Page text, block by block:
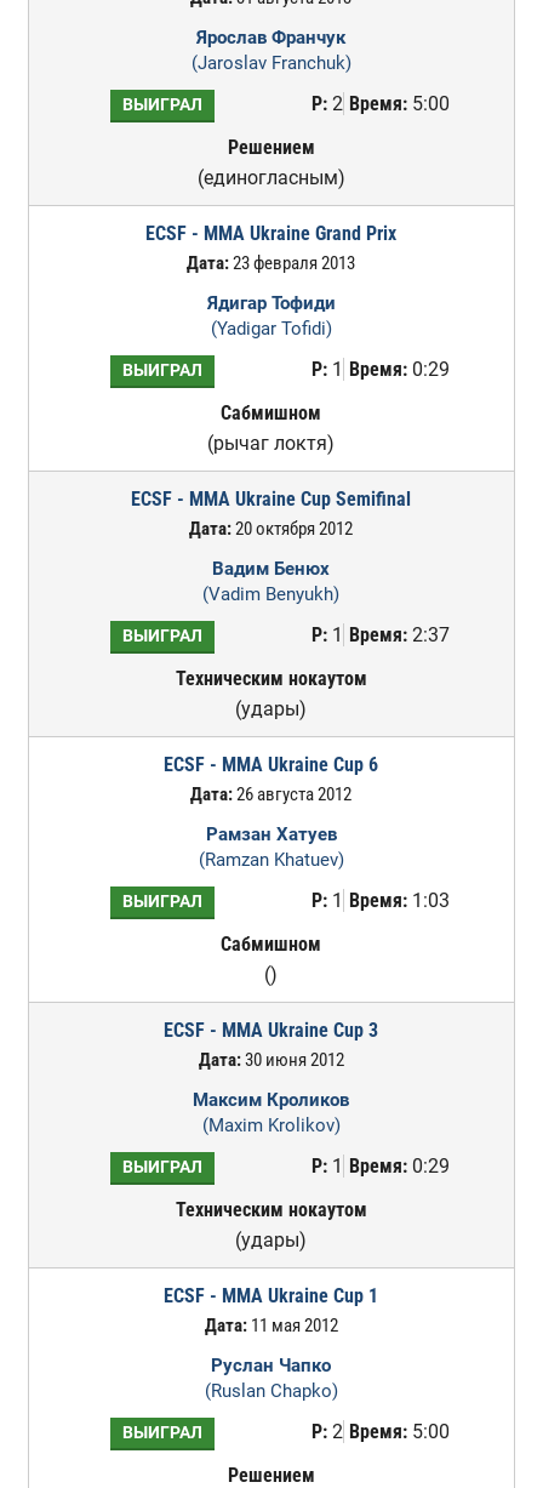
Ярослав Франчук
(Jaroslav Franchuk)
ВЫИГРАЛ Р:2 Время:5:00
Решением
(единогласным)
ECSF - MMA Ukraine Grand Prix
Дата:23 февраля 2013
Ядигар Тофиди
(Yadigar Tofidi)
ВЫИГРАЛ Р:1 Время:0:29
Сабмишном
(рычаг локтя)
ECSF - MMA Ukraine Cup Semifinal
Дата:20 октября 2012
Вадим Бенюх
(Vadim Benyukh)
ВЫИГРАЛ Р:1 Время:2:37
Техническим нокаутом
(удары)
ECSF - MMA Ukraine Cup 6
Дата:26 августа 2012
Рамзан Хатуев
(Ramzan Khatuev)
ВЫИГРАЛ Р:1 Время:1:03
Сабмишном
()
ECSF - MMA Ukraine Cup 3
Дата:30 июня 2012
Максим Кроликов
(Maxim Krolikov)
ВЫИГРАЛ Р:1 Время:0:29
Техническим нокаутом
(удары)
ECSF - MMA Ukraine Cup 1
Дата:11 мая 2012
Руслан Чапко
(Ruslan Chapko)
ВЫИГРАЛ Р:2 Время:5:00
Решением